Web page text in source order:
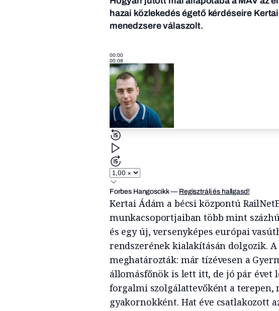
hazai közlekedés égető kérdéseire
menedzsere válaszolt.
00:00
00:08
Forbes Hangoscikk— Regisztrálj és hallgasd!
Kertai Ádám a bécsi központú
munkacsoportjaiban több mint
és egy új, versenyképes európai
rendszerének kialakításán dolgozik.
meghatározták: már tízévesen a
állomásfőnök is lett itt, de jó pár évet
forgalmi szolgálattevőként a terepen,
gyakornokként. Hat éve csatlakozott